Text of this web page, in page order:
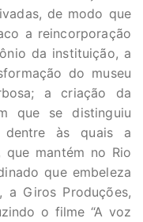
de modo que
a reincorporação
da instituição, a
do museu
a criação da
que se distinguiu
dentre às quais a
que mantém no Rio
que embeleza
a Giros Produções,
o filme “A voz